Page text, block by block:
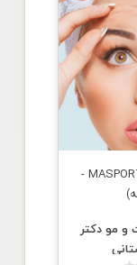
بوتاکس پیشانی MASPORT -
مو دكتر